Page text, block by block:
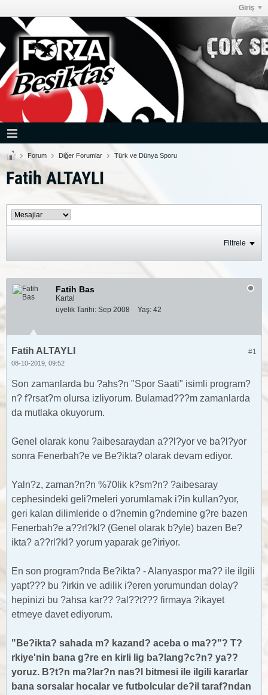
Giriş
Forum Diğer Forumlar Türk ve Dünya Sporu
Fatih ALTAYLI
Filtrele
Fatih Bas
Kartal
üyelik Tarihi: Sep 2008 Yaş: 42
#1
Fatih ALTAYLI
08-10-2019, 09:52
Son zamanlarda bu ?ahs?n "Spor Saati" isimli program?
n? f?rsat?m olursa izliyorum. Bulamad???m zamanlarda
da mutlaka okuyorum.
Genel olarak konu ?aibesaraydan a??l?yor ve ba?l?yor
sonra Fenerbah?e ve Be?ikta? olarak devam ediyor.
Yaln?z, zaman?n?n %70lik k?sm?n? ?aibesaray
cephesindeki geli?meleri yorumlamak i?in kullan?yor,
geri kalan dilimleride o d?nemin g?ndemine g?re bazen
Fenerbah?e a??rl?kl? (Genel olarak b?yle) bazen Be?
ikta? a??rl?kl? yorum yaparak ge?iriyor.
En son program?nda Be?ikta? - Alanyaspor ma?? ile ilgili
yapt??? bu ?irkin ve adilik i?eren yorumundan dolay?
hepinizi bu ?ahsa kar?? ?al??t??? firmaya ?ikayet
etmeye davet ediyorum.
"Be?ikta? sahada m? kazand? aceba o ma??"? T?
rkiye'nin bana g?re en kirli lig ba?lang?c?n? ya??
yoruz. B?t?n ma?lar?n nas?l bitmesi ile ilgili kararlar
bana sorsalar hocalar ve futbolcular de?il taraf?ndan